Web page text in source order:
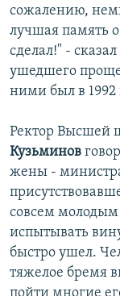
сожалению,
лучшая память о
сделал!" -
ушедшего
ними был в 1992
Ректор Высшей
Кузьминов
жены -
совсем
испытывать
быстро ушел.
тяжелое бремя